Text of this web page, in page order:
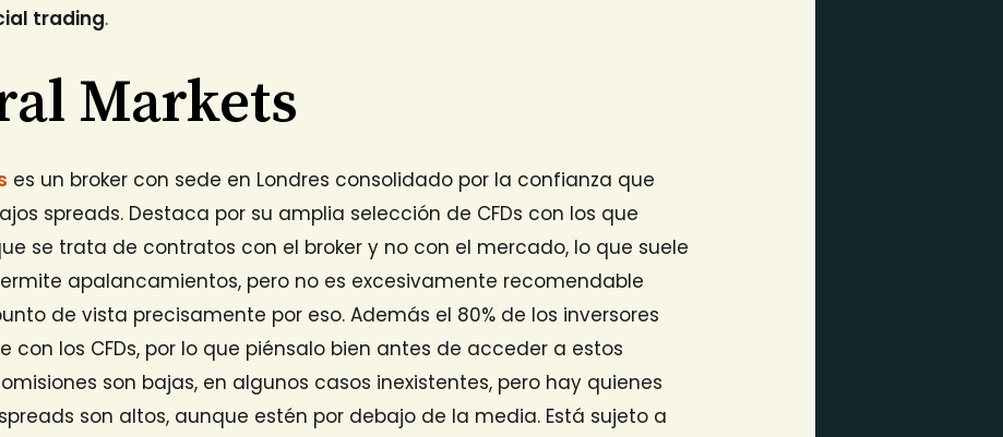
trading.
Markets
es un broker con sede en Londres consolidado por la confianza que
spreads. Destaca por su amplia selección de CFDs con los que
se trata de contratos con el broker y no con el mercado, lo que suele
apalancamientos, pero no es excesivamente recomendable
de vista precisamente por eso. Además el 80% de los inversores
con los CFDs, por lo que piénsalo bien antes de acceder a estos
son bajas, en algunos casos inexistentes, pero hay quienes
son altos, aunque estén por debajo de la media. Está sujeto a